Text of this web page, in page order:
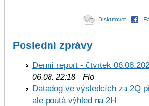
Diskutovat
Poslední zprávy
Denní report - čtvrtek
06.08. 22:18 Fio
Datadog ve výsledcích za 2Q
ale poutá výhled na 2H